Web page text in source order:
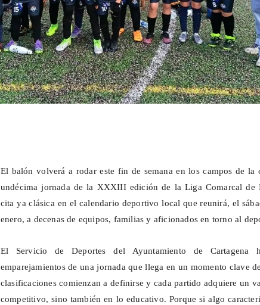
El balón volverá a rodar este fin de semana en los campos de la
undécima jornada de la XXXIII edición de la Liga Comarcal de
cita ya clásica en el calendario deportivo local que reunirá, el
enero, a decenas de equipos, familias y aficionados en torno al
El Servicio de Deportes del Ayuntamiento de
emparejamientos de una jornada que llega en un momento clave
clasificaciones comienzan a definirse y cada partido adquiere un
competitivo, sino también en lo educativo. Porque si algo